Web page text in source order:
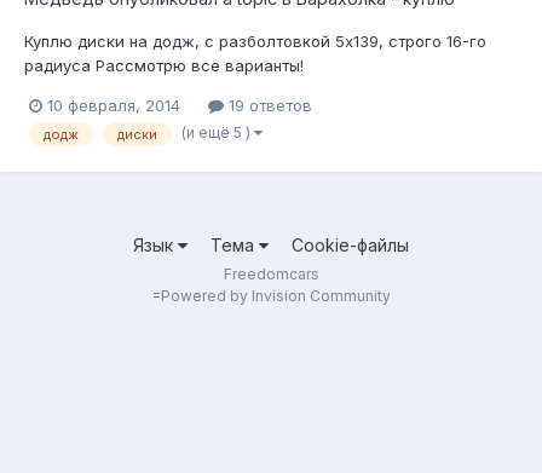
Куплю диски на додж, с разболтовкой 5х139, строго 16-го
радиуса Рассмотрю все варианты!
10 февраля, 2014 19 ответов
додж диски (и ещё 5 )
Язык Тема Cookie-файлы
Freedomcars
=Powered by Invision Community